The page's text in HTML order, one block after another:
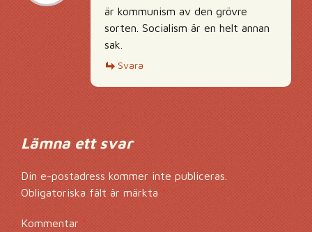
är kommunism av den grövre
sorten. Socialism är en helt annan
sak.
Svara
Lämna ett svar
Din e-postadress kommer inte publiceras.
Obligatoriska fält är märkta*
Kommentar*